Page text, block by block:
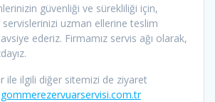
güvenliği ve sürekliliği için,
uzman ellerine teslim
ederiz. Firmamız servis ağı olarak,
ile ilgili diğer sitemizi de ziyaret